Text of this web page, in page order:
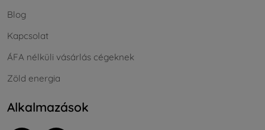
Blog
Kapcsolat
ÁFA nélküli vásárlás cégeknek
Zöld energia
Alkalmazások